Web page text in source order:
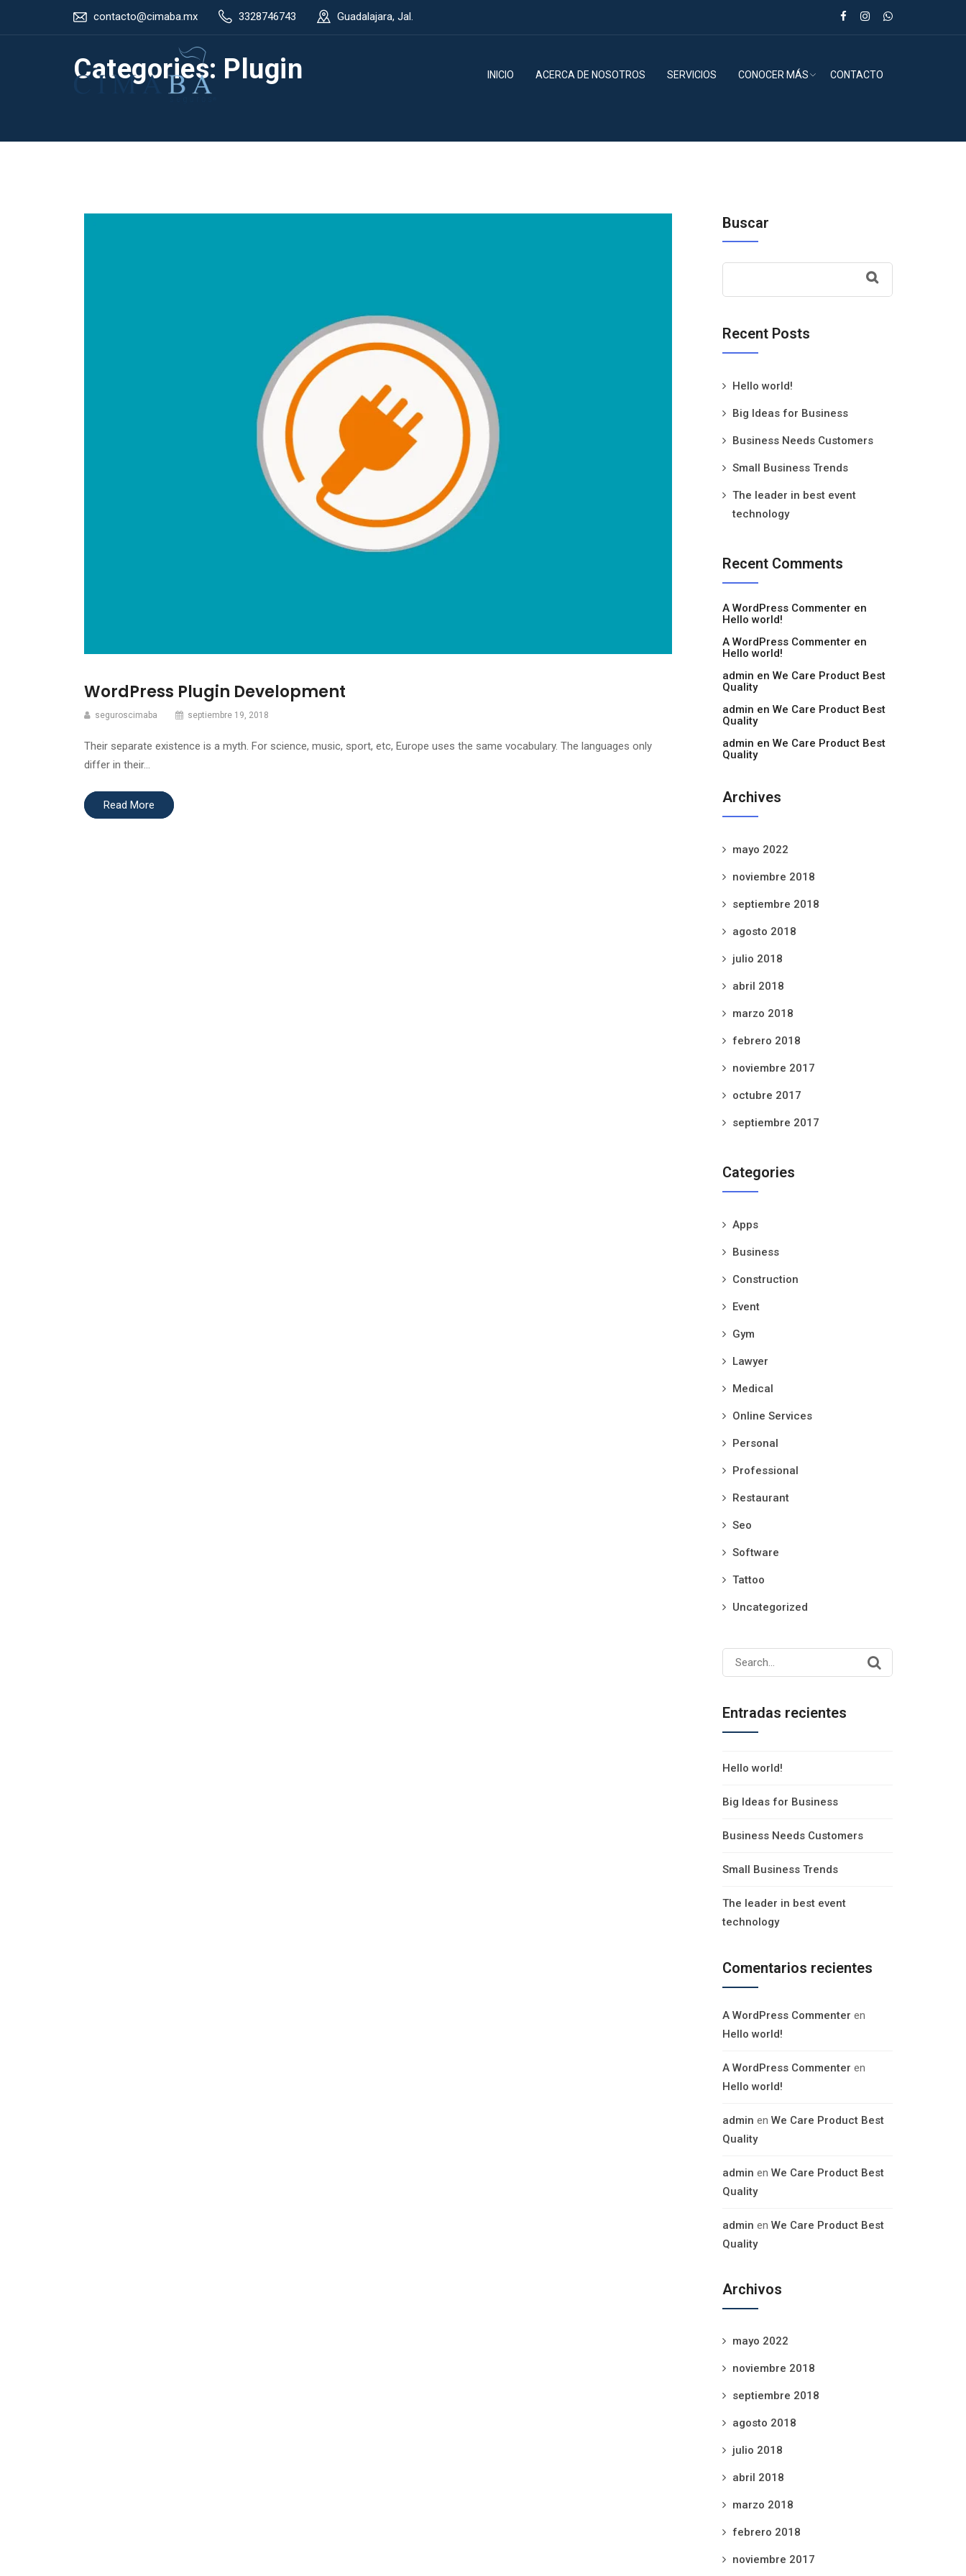
contacto@cimaba.mx 3328746743 Guadalajara, Jal.
INICIO ACERCA DE NOSOTROS SERVICIOS CONOCER MÁS CONTACTO
Categories: Plugin
WordPress Plugin Development
seguroscimaba septiembre 19, 2018
Their separate existence is a myth. For science, music, sport, etc, Europe uses the same vocabulary. The languages only
differ in their…
Read More
Buscar
Recent Posts
Hello world!
Big Ideas for Business
Business Needs Customers
Small Business Trends
The leader in best event
technology
Recent Comments
A WordPress Commenter en
Hello world!
A WordPress Commenter en
Hello world!
admin en We Care Product Best
Quality
admin en We Care Product Best
Quality
admin en We Care Product Best
Quality
Archives
mayo 2022
noviembre 2018
septiembre 2018
agosto 2018
julio 2018
abril 2018
marzo 2018
febrero 2018
noviembre 2017
octubre 2017
septiembre 2017
Categories
Apps
Business
Construction
Event
Gym
Lawyer
Medical
Online Services
Personal
Professional
Restaurant
Seo
Software
Tattoo
Uncategorized
Search
for:
Entradas recientes
Hello world!
Big Ideas for Business
Business Needs Customers
Small Business Trends
The leader in best event
technology
Comentarios recientes
A WordPress Commenter en
Hello world!
A WordPress Commenter en
Hello world!
admin en We Care Product Best
Quality
admin en We Care Product Best
Quality
admin en We Care Product Best
Quality
Archivos
mayo 2022
noviembre 2018
septiembre 2018
agosto 2018
julio 2018
abril 2018
marzo 2018
febrero 2018
noviembre 2017